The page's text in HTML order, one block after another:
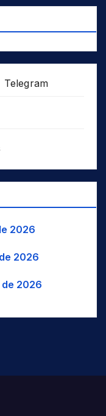
Telegram
2026
2026
de 2026